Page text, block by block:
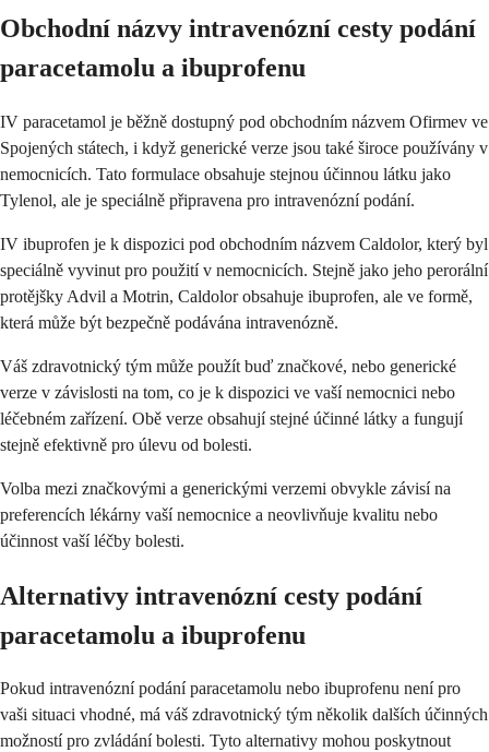
Obchodní názvy intravenózní cesty podání
paracetamolu a ibuprofenu
IV paracetamol je běžně dostupný pod obchodním názvem Ofirmev ve
Spojených státech, i když generické verze jsou také široce používány v
nemocnicích. Tato formulace obsahuje stejnou účinnou látku jako
Tylenol, ale je speciálně připravena pro intravenózní podání.
IV ibuprofen je k dispozici pod obchodním názvem Caldolor, který byl
speciálně vyvinut pro použití v nemocnicích. Stejně jako jeho perorální
protějšky Advil a Motrin, Caldolor obsahuje ibuprofen, ale ve formě,
která může být bezpečně podávána intravenózně.
Váš zdravotnický tým může použít buď značkové, nebo generické
verze v závislosti na tom, co je k dispozici ve vaší nemocnici nebo
léčebném zařízení. Obě verze obsahují stejné účinné látky a fungují
stejně efektivně pro úlevu od bolesti.
Volba mezi značkovými a generickými verzemi obvykle závisí na
preferencích lékárny vaší nemocnice a neovlivňuje kvalitu nebo
účinnost vaší léčby bolesti.
Alternativy intravenózní cesty podání
paracetamolu a ibuprofenu
Pokud intravenózní podání paracetamolu nebo ibuprofenu není pro
vaši situaci vhodné, má váš zdravotnický tým několik dalších účinných
možností pro zvládání bolesti. Tyto alternativy mohou poskytnout